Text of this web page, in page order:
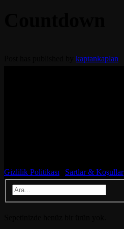
kaptankaplan
Gizlilik Politikası Sartlar & Koşullar